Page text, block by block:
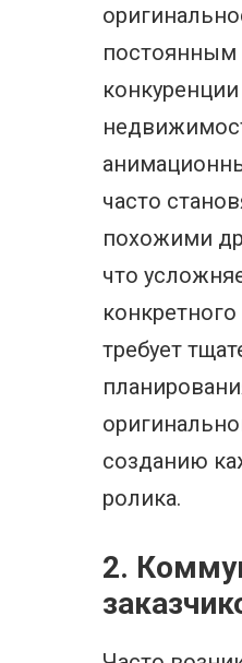
постоянным
часто
похожими
что
требует
созданию
ролика.
2.